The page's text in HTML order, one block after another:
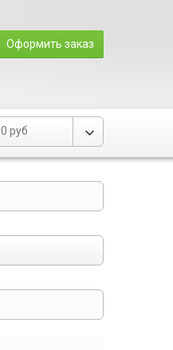
Оформить заказ
0 руб